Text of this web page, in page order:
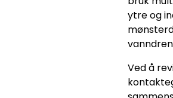
ytre og
Ved å